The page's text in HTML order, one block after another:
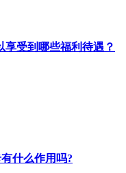
享受到哪些福利待遇？
什么作用吗?